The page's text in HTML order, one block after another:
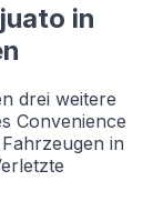
in
drei weitere
Convenience
in